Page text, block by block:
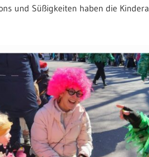
und Süßigkeiten haben die